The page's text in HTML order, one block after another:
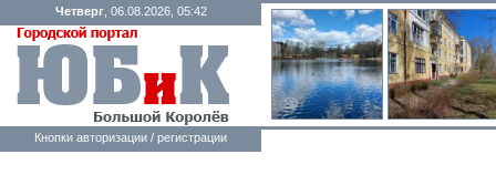
Четверг, 06.08.2026, 05:42
Кнопки авторизации / регистрации